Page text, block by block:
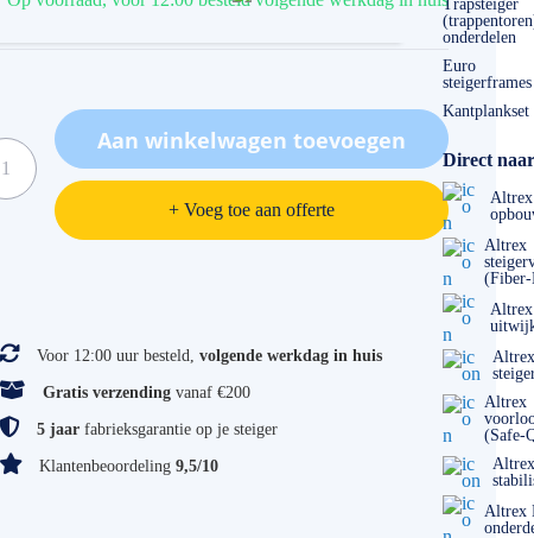
Trapsteiger
onderdelen
Euro
steigerframes
Kantplankset
Direct
Altrex
Altrex
Altrex
Altrex
Altrex
(Safe-
Altrex
Altrex
Aan winkelwagen toevoegen
+ Voeg toe aan offerte
Voor 12:00 uur besteld, volgende werkdag in huis
Gratis verzending vanaf €200
5 jaar fabrieksgarantie op je steiger
Klantenbeoordeling 9,5/10